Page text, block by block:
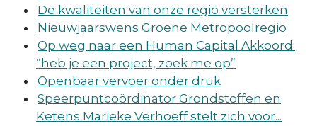
De kwaliteiten van onze regio versterken
Nieuwjaarswens Groene Metropoolregio
Op weg naar een Human Capital Akkoord:
“heb je een project, zoek me op”
Openbaar vervoer onder druk
Speerpuntcoördinator Grondstoffen en
Ketens Marieke Verhoeff stelt zich voor...